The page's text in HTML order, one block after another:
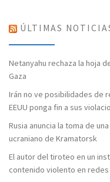
ÚLTIMAS
Netanyahu rechaza la hoja
Gaza
Irán no ve posibilidades de
EEUU ponga fin a sus
Rusia anuncia la toma de
ucraniano de Kramatorsk
El autor del tiroteo en un
contenido violento en